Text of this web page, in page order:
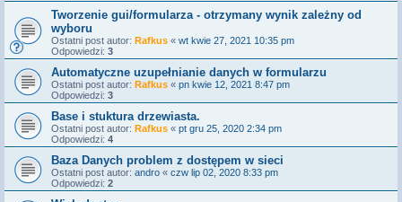
Tworzenie gui/formularza - otrzymany wynik zależny od
wyboru
Ostatni post autor: Rafkus « wt kwie 27, 2021 10:35 pm
Odpowiedzi: 3
Automatyczne uzupełnianie danych w formularzu
Ostatni post autor: Rafkus « pn kwie 12, 2021 8:47 pm
Odpowiedzi: 3
Base i stuktura drzewiasta.
Ostatni post autor: Rafkus « pt gru 25, 2020 2:34 pm
Odpowiedzi: 4
Baza Danych problem z dostępem w sieci
Ostatni post autor: andro « czw lip 02, 2020 8:33 pm
Odpowiedzi: 2